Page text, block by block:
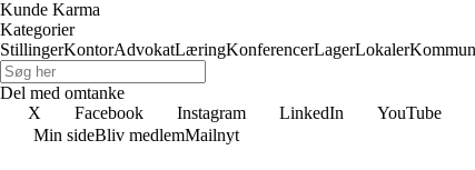
Kunde Karma
Kategorier
StillingerKontorAdvokatLæringKonferencerLagerLokaler
Del med omtanke
X
Facebook Instagram LinkedIn YouTube
Min sideBliv medlemMailnyt